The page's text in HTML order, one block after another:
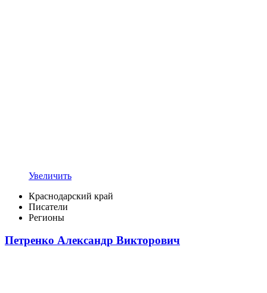
Увеличить
Краснодарский край
Писатели
Регионы
Петренко Александр Викторович